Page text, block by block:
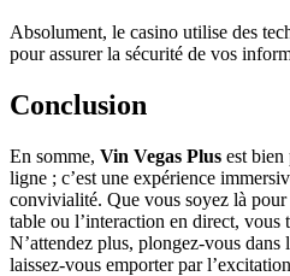
Absolument, le casino utilise des
pour assurer la sécurité de vos
Conclusion
En somme, Vin Vegas Plus est bien
ligne ; c’est une expérience
convivialité. Que vous soyez là pour
table ou l’interaction en direct, vous
N’attendez plus, plongez-vous dans
laissez-vous emporter par